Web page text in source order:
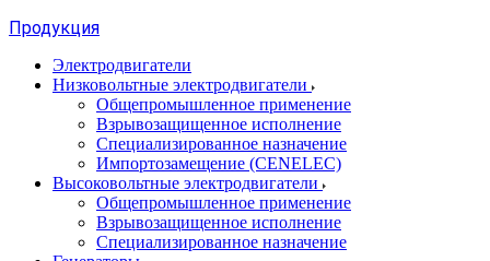
Продукция
Электродвигатели
Низковольтные электродвигатели
Общепромышленное применение
Взрывозащищенное исполнение
Специализированное назначение
Импортозамещение (CENELEC)
Высоковольтные электродвигатели
Общепромышленное применение
Взрывозащищенное исполнение
Специализированное назначение